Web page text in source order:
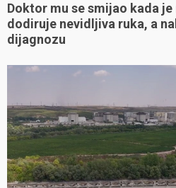
Doktor mu se smijao kada
dodiruje nevidljiva ruka, a
dijagnozu